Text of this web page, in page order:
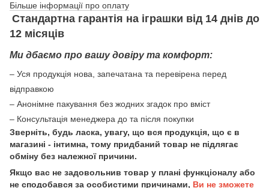
Більше інформації про оплату
Стандартна гарантія на іграшки від 14 днів до
12 місяців
Ми дбаємо про вашу довіру та комфорт:
– Уся продукція нова, запечатана та перевірена перед
відправкою
– Анонімне пакування без жодних згадок про вміст
– Консультація менеджера до та після покупки
Зверніть, будь ласка, увагу, що вся продукція, що є в
магазині - інтимна, тому придбаний товар не підлягає
обміну без належної причини.
Якщо вас не задовольнив товар у плані функціоналу або
не сподобався за особистими причинами, Ви не зможете